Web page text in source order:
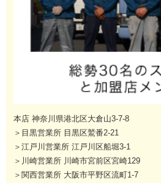
本店 神奈川県港北区大倉山3-7-8
＞目黒営業所 目黒区鷲番2-21
＞江戸川営業所 江戸川区船堀3-1
＞川崎営業所 川崎市宮前区宮崎129
＞関西営業所 大阪市平野区流町1-7